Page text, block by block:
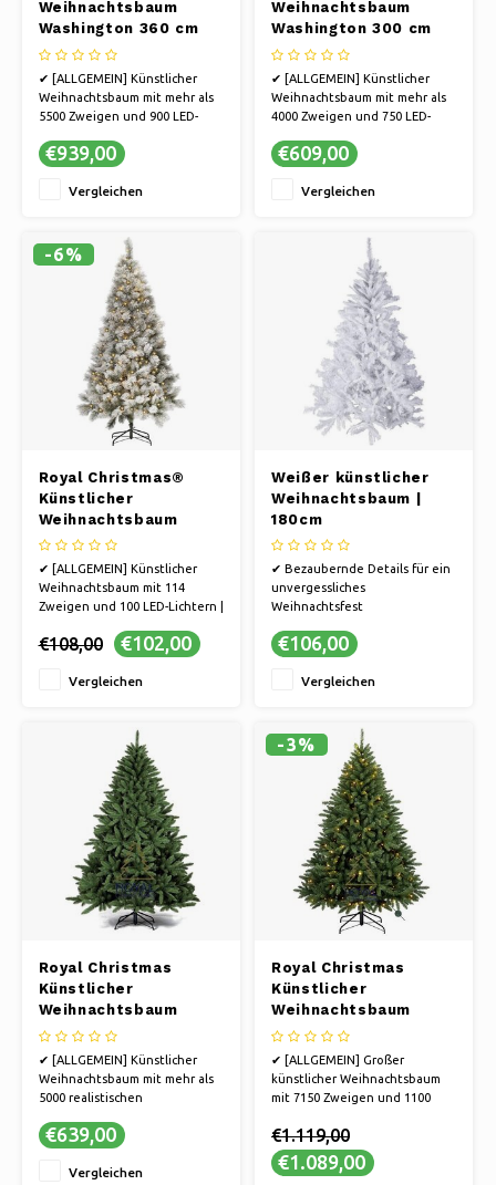
Weihnachtsbaum
Washington 360 cm
mit LED + Smart
Adapter
✔ [ALLGEMEIN] Künstlicher
Weihnachtsbaum mit mehr als
5500 Zweigen und 900 LED-
✔ [MODELL] Breiter
Höhe von 360 cm
Scharnierkonstruktion
✔ [SICHER] Feuerbeständig
€939,00
Vergleichen
Weihnachtsbaum
Washington 300 cm
mit LED + Smart
Adapter
✔ [ALLGEMEIN] Künstlicher
Weihnachtsbaum mit mehr als
4000 Zweigen und 750 LED-
✔ [MODELL] Breiter
Höhe von 300 cm
Scharnierkonstruktion
✔ [SICHER] Feuerbeständig
€609,00
Vergleichen
-6%
Royal Christmas®
Künstlicher
Weihnachtsbaum
Chicago 120 cm mit
Schnee | inklusive
LED-Beleuchtung
✔ [ALLGEMEIN] Künstlicher
Weihnachtsbaum mit 114
Zweigen und 100 LED-Lichtern |
✔ Künstlicher Weihnachtsbaum
schneebedeckten Zweigen |
Beleuchtung über Android/iOS
✔ Schneller Aufbau in 15
€108,00 €102,00
Vergleichen
Weißer künstlicher
Weihnachtsbaum |
180cm
✔ Bezaubernde Details für ein
unvergessliches
Weihnachtsfest
✔ Machen Sie es sich zu Hause
€106,00
Vergleichen
Royal Christmas
Künstlicher
Weihnachtsbaum
Washington 360cm
✔ [ALLGEMEIN] Künstlicher
Weihnachtsbaum mit mehr als
5000 realistischen
✔ [MODELL] Großer künstlicher
Beleuchtung
€639,00
Vergleichen
-3%
Royal Christmas
Künstlicher
Weihnachtsbaum
Washington 400 cm
mit LED + Smart
Adapter
✔ [ALLGEMEIN] Großer
künstlicher Weihnachtsbaum
mit 7150 Zweigen und 1100
✔ [MODELL] Großer künstlicher
Weihnachtsbaum, 400 cm
✔ [KOMFORT] Schneller
€1.119,00
€1.089,00